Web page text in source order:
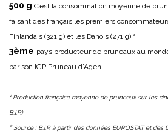
500 g C’est la consommation moyenne de
faisant des français les premiers
Finlandais (321 g) et les Danois (271 g).²
3ème pays producteur de pruneaux au
par son IGP Pruneau d’Agen.
¹ Production française moyenne de pruneaux sur les
B.I.P.)
² Source : B.I.P. à partir des données EUROSTAT et